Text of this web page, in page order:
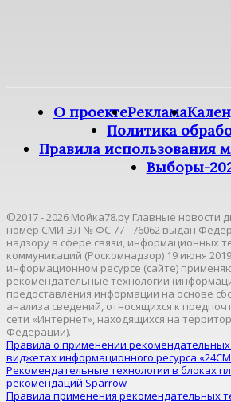
О проектеРеклама
Политика
Правила использования
Выборы-
©2017 - 2026 Мойка78.ру Главные новости
номер СМИ ЭЛ № ФС 77 - 76062 выдан
надзору в сфере связи, информационных
коммуникаций (Роскомнадзор) 19 июня
информационном ресурсе (сайте)
рекомендательные технологии
предоставления информации на основе
анализа сведений, относящихся к
сети «Интернет», находящихся на
Федерации).
Правила о применении рекомендательных
виджетах информационного ресурса
Рекомендательные технологии в блоках
рекомендаций Sparrow
Правила применения рекомендательных